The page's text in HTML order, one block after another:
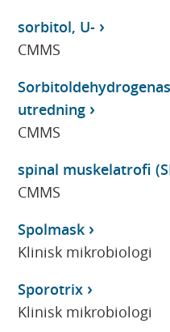
sorbitol, U-
CMMS
utredning
CMMS
spinal muskelatrofi
CMMS
Spolmask
Klinisk mikrobiologi
Sporotrix
Klinisk mikrobiologi